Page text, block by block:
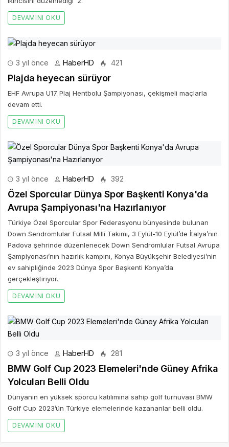
DEVAMINI OKU
3 yıl önce HaberHD 421
Plajda heyecan sürüyor
EHF Avrupa U17 Plaj Hentbolu Şampiyonası, çekişmeli maçlarla
devam etti.
DEVAMINI OKU
3 yıl önce HaberHD 392
Özel Sporcular Dünya Spor Başkenti Konya'da
Avrupa Şampiyonası'na Hazırlanıyor
Türkiye Özel Sporcular Spor Federasyonu bünyesinde bulunan
Down Sendromlular Futsal Milli Takımı, 3 Eylül-10 Eylül’de İtalya’nın
Padova şehrinde düzenlenecek Down Sendromlular Futsal Avrupa
Şampiyonası’nın hazırlık kampını, Konya Büyükşehir Belediyesi’nin
ev sahipliğinde 2023 Dünya Spor Başkenti Konya’da
gerçekleştiriyor.
DEVAMINI OKU
3 yıl önce HaberHD 281
BMW Golf Cup 2023 Elemeleri'nde Güney Afrika
Yolcuları Belli Oldu
Dünyanın en yüksek sporcu katılımına sahip golf turnuvası BMW
Golf Cup 2023’ün Türkiye elemelerinde kazananlar belli oldu.
DEVAMINI OKU